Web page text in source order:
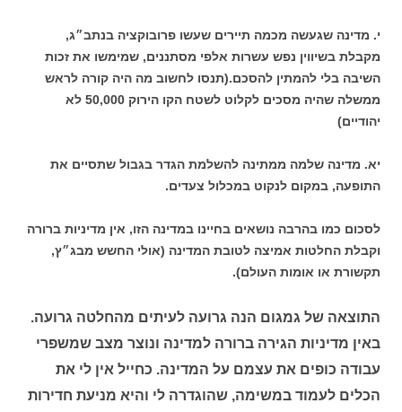
י. מדינה שגעשה מכמה תיירים שעשו פרובוקציה בנתב״ג,
מקבלת בשיווין נפש עשרות אלפי מסתננים, שמימשו את זכות
השיבה בלי להמתין להסכם.(תנסו לחשוב מה היה קורה לראש
ממשלה שהיה מסכים לקלוט לשטח הקו הירוק 50,000 לא
יהודיים)
יא. מדינה שלמה ממתינה להשלמת הגדר בגבול שתסיים את
התופעה, במקום לנקוט במכלול צעדים.
לסכום כמו בהרבה נושאים בחיינו במדינה הזו, אין מדיניות ברורה
וקבלת החלטות אמיצה לטובת המדינה (אולי החשש מבג״ץ,
תקשורת או אומות העולם).
התוצאה של גמגום הנה גרועה לעיתים מהחלטה גרועה.
באין מדיניות הגירה ברורה למדינה ונוצר מצב שמשפרי
עבודה כופים את עצמם על המדינה. כחייל אין לי את
הכלים לעמוד במשימה, שהוגדרה לי והיא מניעת חדירות